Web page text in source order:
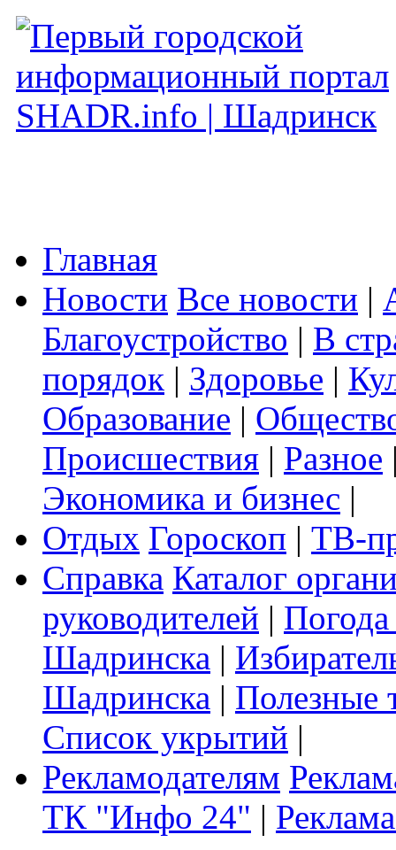
Главная
Новости Все новости |
Благоустройство | В
порядок | Здоровье |
Образование |
Происшествия | Разное
Экономика и бизнес |
Отдых Гороскоп | ТВ-
Справка Каталог
руководителей |
Шадринска |
Шадринска | Полезные
Список укрытий |
Рекламодателям
ТК "Инфо 24" |